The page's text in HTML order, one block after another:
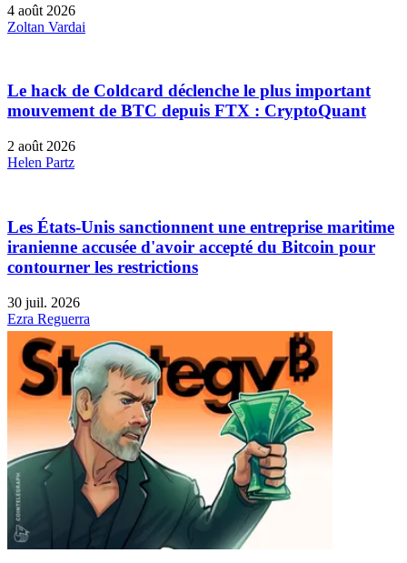
4 août 2026
Zoltan Vardai
Le hack de Coldcard déclenche le plus important
mouvement de BTC depuis FTX : CryptoQuant
2 août 2026
Helen Partz
Les États-Unis sanctionnent une entreprise maritime
iranienne accusée d'avoir accepté du Bitcoin pour
contourner les restrictions
30 juil. 2026
Ezra Reguerra